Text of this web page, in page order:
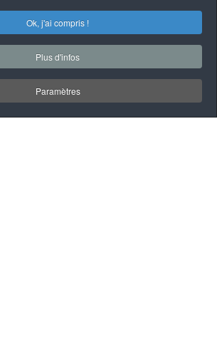
Ok, j'ai compris !
Plus d'infos
Paramètres